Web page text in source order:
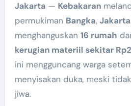
Jakarta — Kebakaran
permukiman Bangka,
menghanguskan 16 rumah
kerugian materiil sekitar
ini mengguncang warga
menyisakan duka, meski
jiwa.